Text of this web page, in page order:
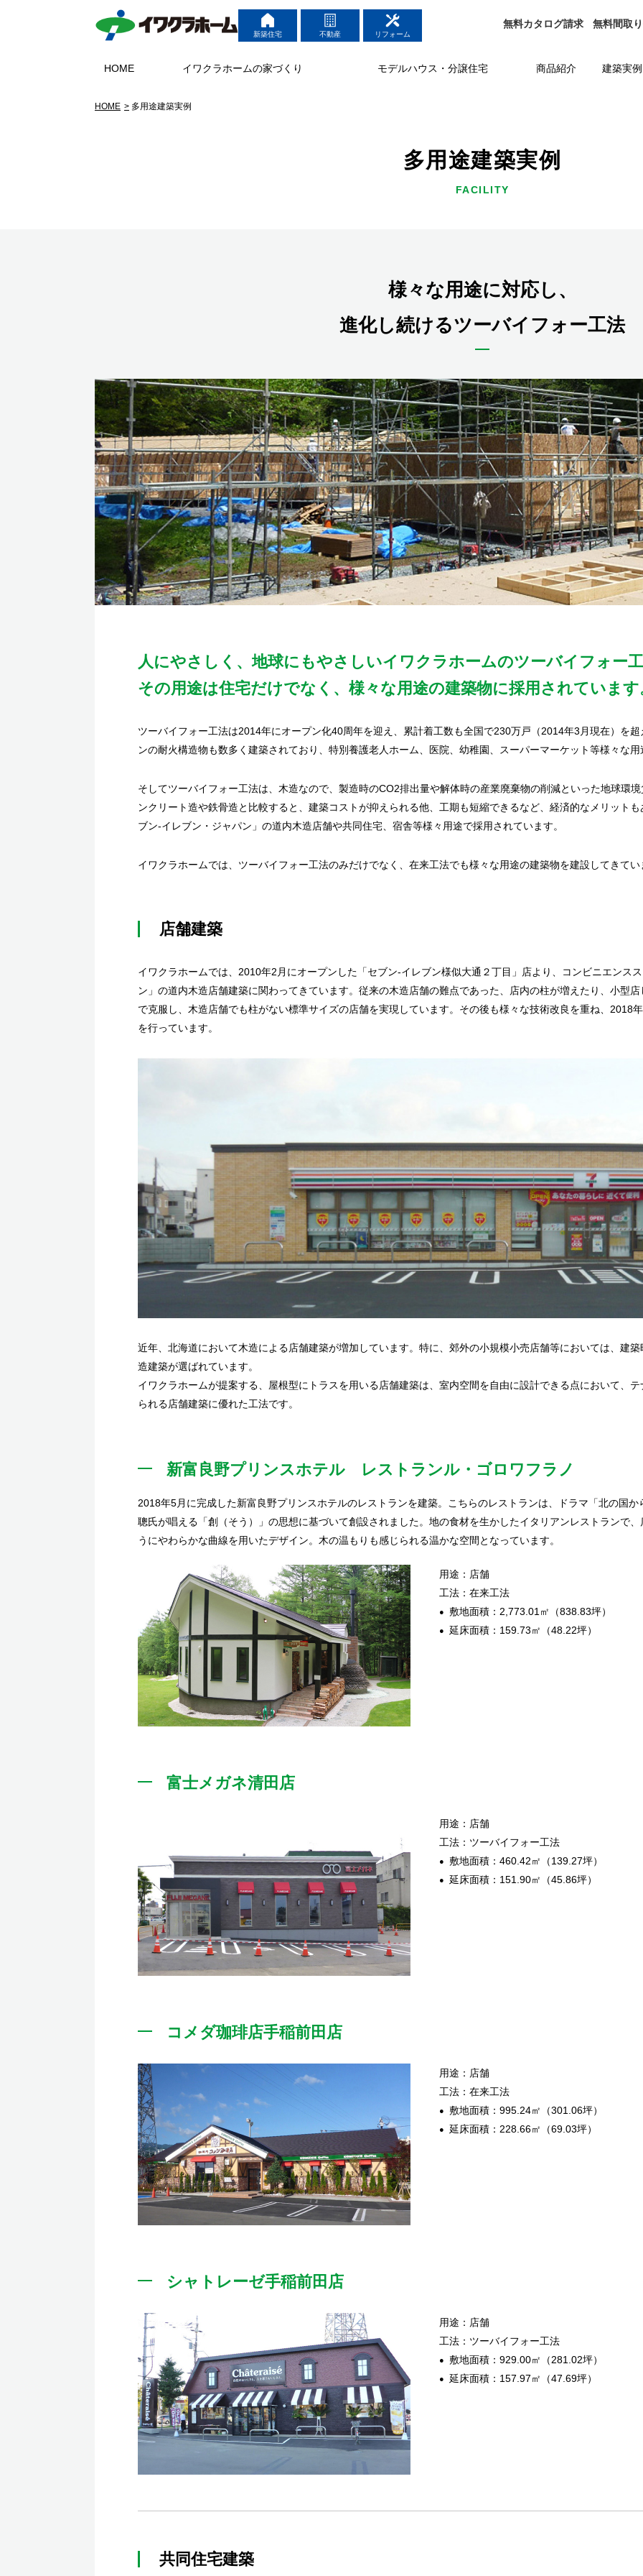
新築住宅 不動産 リフォーム
無料カタログ請求 無料間取
HOME イワクラホームの家づくり モデルハウス・分譲住宅 商品紹介 建築実例
HOME 多用途建築実例
多用途建築実例
FACILITY
様々な用途に対応し、
進化し続けるツーバイフォー工法
人にやさしく、地球にもやさしいイワクラホームのツーバイフォー
その用途は住宅だけでなく、様々な用途の建築物に採用されています
ツーバイフォー工法は2014年にオープン化40周年を迎え、累計着工数も全国で230万戸（2014年3月現在）を
ンの耐火構造物も数多く建築されており、特別養護老人ホーム、医院、幼稚園、スーパーマーケット等様々な
そしてツーバイフォー工法は、木造なので、製造時のCO2排出量や解体時の産業廃棄物の削減といった地球環
ンクリート造や鉄骨造と比較すると、建築コストが抑えられる他、工期も短縮できるなど、経済的なメリット
ブン-イレブン・ジャパン」の道内木造店舗や共同住宅、宿舎等様々用途で採用されています。
イワクラホームでは、ツーバイフォー工法のみだけでなく、在来工法でも様々な用途の建築物を建設してきてい
店舗建築
イワクラホームでは、2010年2月にオープンした「セブン-イレブン様似大通２丁目」店より、コンビニエンス
ン」の道内木造店舗建築に関わってきています。従来の木造店舗の難点であった、店内の柱が増えたり、小型
で克服し、木造店舗でも柱がない標準サイズの店舗を実現しています。その後も様々な技術改良を重ね、2018
を行っています。
近年、北海道において木造による店舗建築が増加しています。特に、郊外の小規模小売店舗等においては、建
造建築が選ばれています。
イワクラホームが提案する、屋根型にトラスを用いる店舗建築は、室内空間を自由に設計できる点において、
られる店舗建築に優れた工法です。
新富良野プリンスホテル レストランル・ゴロワフラノ
2018年5月に完成した新富良野プリンスホテルのレストランを建築。こちらのレストランは、ドラマ「北の国
聰氏が唱える「創（そう）」の思想に基づいて創設されました。地の食材を生かしたイタリアンレストランで
うにやわらかな曲線を用いたデザイン。木の温もりも感じられる温かな空間となっています。
用途：店舗
工法：在来工法
敷地面積：2,773.01㎡（838.83坪）
延床面積：159.73㎡（48.22坪）
富士メガネ清田店
用途：店舗
工法：ツーバイフォー工法
敷地面積：460.42㎡（139.27坪）
延床面積：151.90㎡（45.86坪）
コメダ珈琲店手稲前田店
用途：店舗
工法：在来工法
敷地面積：995.24㎡（301.06坪）
延床面積：228.66㎡（69.03坪）
シャトレーゼ手稲前田店
用途：店舗
工法：ツーバイフォー工法
敷地面積：929.00㎡（281.02坪）
延床面積：157.97㎡（47.69坪）
共同住宅建築